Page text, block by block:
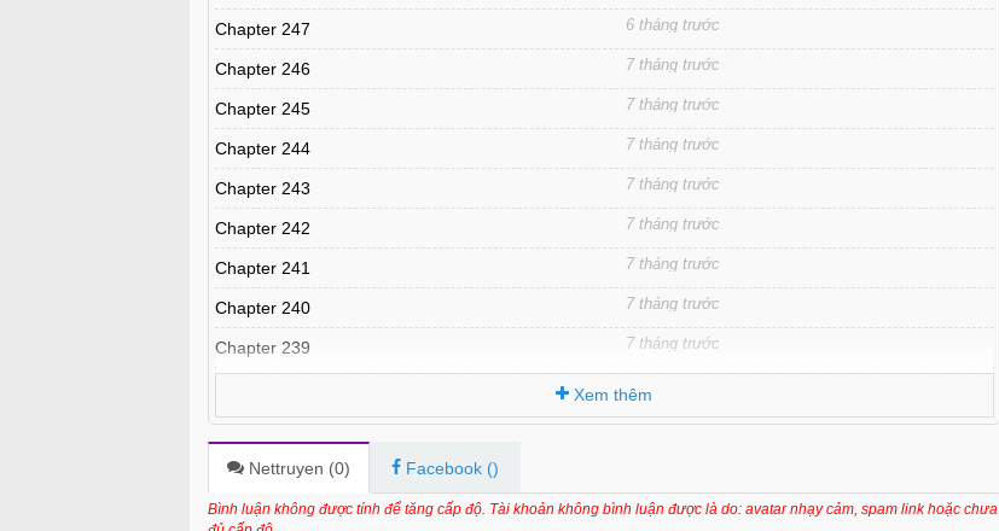
Chapter 247 6 tháng trước
Chapter 246 7 tháng trước
Chapter 245 7 tháng trước
Chapter 244 7 tháng trước
Chapter 243 7 tháng trước
Chapter 242 7 tháng trước
Chapter 241 7 tháng trước
Chapter 240 7 tháng trước
Chapter 239 7 tháng trước
Chapter 237 7 tháng trước
Chapter 236
Chapter 235 7 tháng trước
Xem thêm
Nettruyen (0) Facebook ()
Bình luận không được tính để tăng cấp độ. Tài khoản không bình luận được là do: avatar nhạy cảm, spam link hoặc chưa